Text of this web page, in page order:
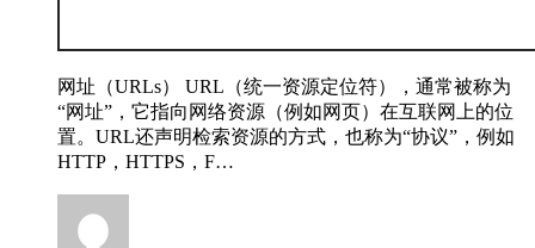
网址（URLs） URL（统一资源定位符），通常被称为
“网址”，它指向网络资源（例如网页）在互联网上的位
置。URL还声明检索资源的方式，也称为“协议”，例如
HTTP，HTTPS，F…